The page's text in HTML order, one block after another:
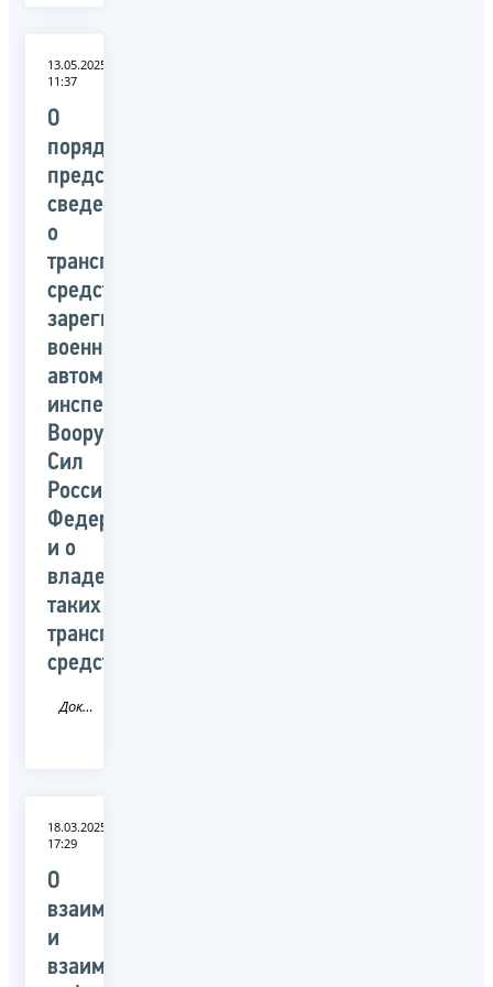
13.05.2025
11:37
О
порядке
представления
сведений
о
транспортных
средствах,
зарегистрированных
военной
автомобильной
инспекцией
Вооруженных
Сил
Российской
Федерации,
и о
владельцах
таких
транспортных
средств
Документ
18.03.2025
17:29
О
взаимодействии
и
взаимном